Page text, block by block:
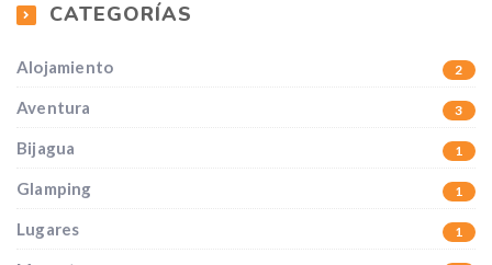
CATEGORÍAS
Alojamiento 2
Aventura 3
Bijagua 1
Glamping 1
Lugares 1